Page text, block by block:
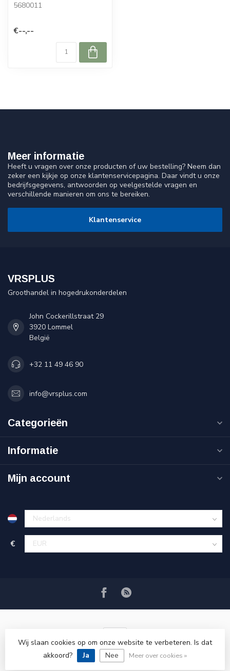
5680011
€--,--
Meer informatie
Heeft u vragen over onze producten of uw bestelling? Neem dan
zeker een kijkje op onze klantenservicepagina. Daar vindt u onze
bedrijfsgegevens, antwoorden op veelgestelde vragen en
verschillende manieren om ons te bereiken.
Klantenservice
VRSPLUS
Groothandel in hogedrukonderdelen
John Cockerillstraat 29
3920 Lommel
België
+32 11 49 46 90
info@vrsplus.com
Categorieën
Informatie
Mijn account
€
© Copyright 2026 VRSPLUS
Wij slaan cookies op om onze website te verbeteren. Is dat
akkoord?
Ja Nee Meer over cookies »